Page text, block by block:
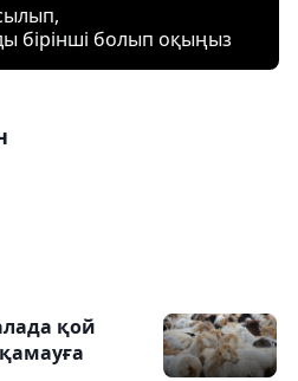
бірінші болып оқыңыз
қой